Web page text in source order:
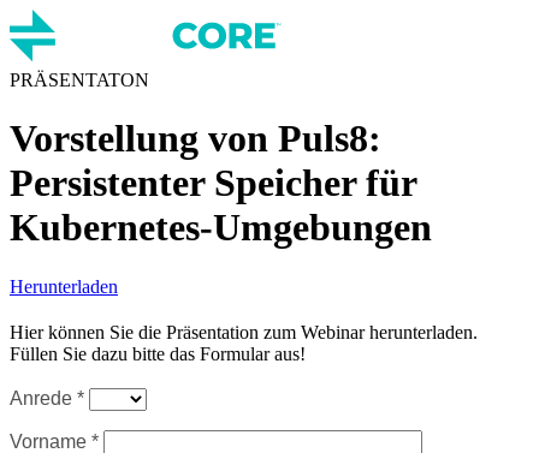
PRÄSENTATON
Vorstellung von Puls8:
Persistenter Speicher für
Kubernetes-Umgebungen
Herunterladen
Hier können Sie die Präsentation zum Webinar herunterladen.
Füllen Sie dazu bitte das Formular aus!
Anrede *
Vorname *